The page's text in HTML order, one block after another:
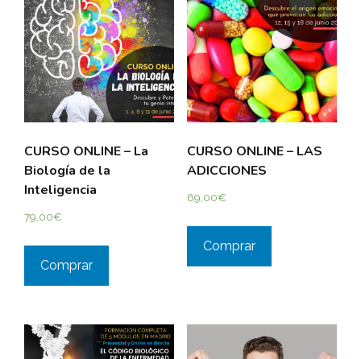
CURSO ONLINE – La
Biología de la
Inteligencia
79,00€
Comprar
CURSO ONLINE – LAS
ADICCIONES
69,00€
Comprar